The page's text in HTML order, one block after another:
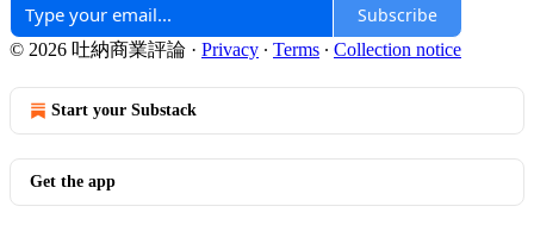
Subscribe
© 2026 吐納商業評論 · Privacy ∙ Terms ∙ Collection notice
Start your Substack
Get the app